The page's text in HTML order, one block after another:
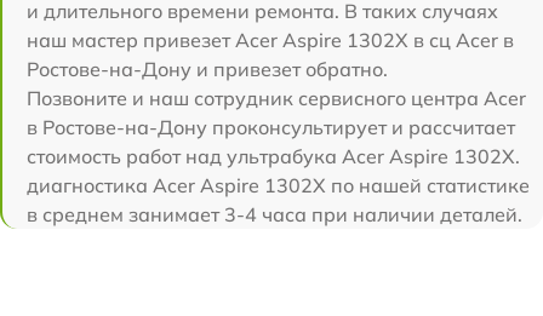
и длительного времени ремонта. В таких случаях
наш мастер привезет Acer Aspire 1302X в сц Acer в
Ростове-на-Дону и привезет обратно.
Позвоните и наш сотрудник сервисного центра Acer
в Ростове-на-Дону проконсультирует и рассчитает
стоимость работ над ультрабука Acer Aspire 1302X.
диагностика Acer Aspire 1302X по нашей статистике
в среднем занимает 3-4 часа при наличии деталей.